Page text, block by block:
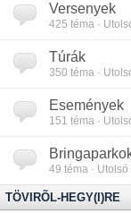
Versenyek
425 téma ·
Túrák
350 téma ·
Események
151 téma ·
49 téma ·
TÖVIRÕL-HEGY(I)RE